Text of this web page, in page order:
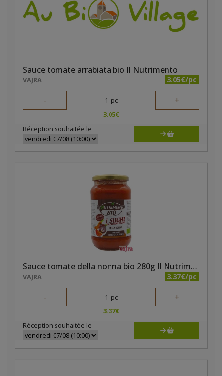
Sauce tomate arrabiata bio Il Nutrimento
VAJRA 3.05€/pc
- 1 pc +
3.05€
Réception souhaitée le
Sauce tomate della nonna bio 280g Il Nutrimento
VAJRA 3.37€/pc
- 1 pc +
3.37€
Réception souhaitée le